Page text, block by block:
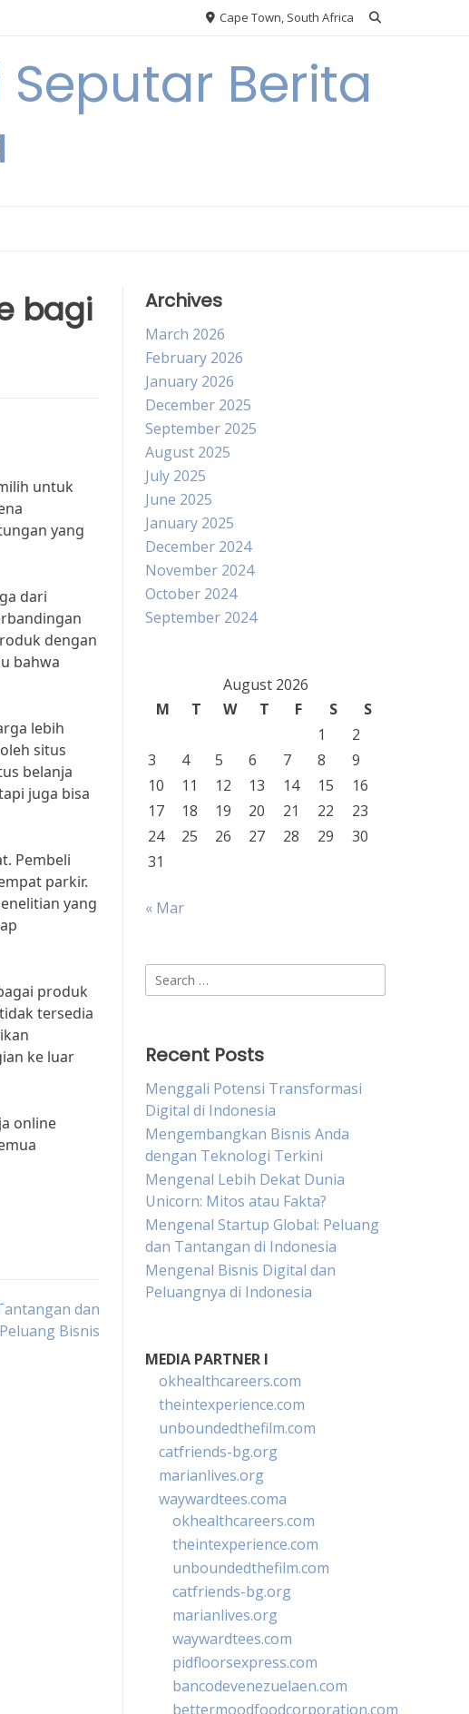
Cape Town, South Africa
Seputar Berita
bagi
untuk
yang
dari
dengan
bahwa
lebih
situs
belanja
juga bisa
Pembeli
parkir.
yang
produk
tersedia
ke luar
online
dan
Peluang Bisnis
Archives
March 2026
February 2026
January 2026
December 2025
September 2025
August 2025
July 2025
June 2025
January 2025
December 2024
November 2024
October 2024
September 2024
August 2026
M
T W T F S
S
1
2
3
4 5 6 7 8
9
10
11 12 13 14 15
16
17
18 19 20 21 22
23
24
25 26 27 28 29
30
31
« Mar
Search
for:
Recent Posts
Menggali Potensi Transformasi
Digital di Indonesia
Mengembangkan Bisnis Anda
dengan Teknologi Terkini
Mengenal Lebih Dekat Dunia
Unicorn: Mitos atau Fakta?
Mengenal Startup Global: Peluang
dan Tantangan di Indonesia
Mengenal Bisnis Digital dan
Peluangnya di Indonesia
MEDIA PARTNER I
okhealthcareers.com
theintexperience.com
unboundedthefilm.com
catfriends-bg.org
marianlives.org
waywardtees.coma
okhealthcareers.com
theintexperience.com
unboundedthefilm.com
catfriends-bg.org
marianlives.org
waywardtees.com
pidfloorsexpress.com
bancodevenezuelaen.com
bettermoodfoodcorporation.com